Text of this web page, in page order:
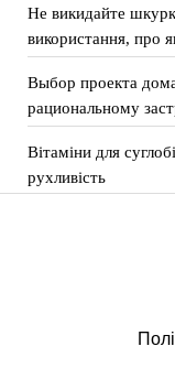
Не викидайте
використання, про
Выбор проекта
рациональному
Вітаміни для
рухливість